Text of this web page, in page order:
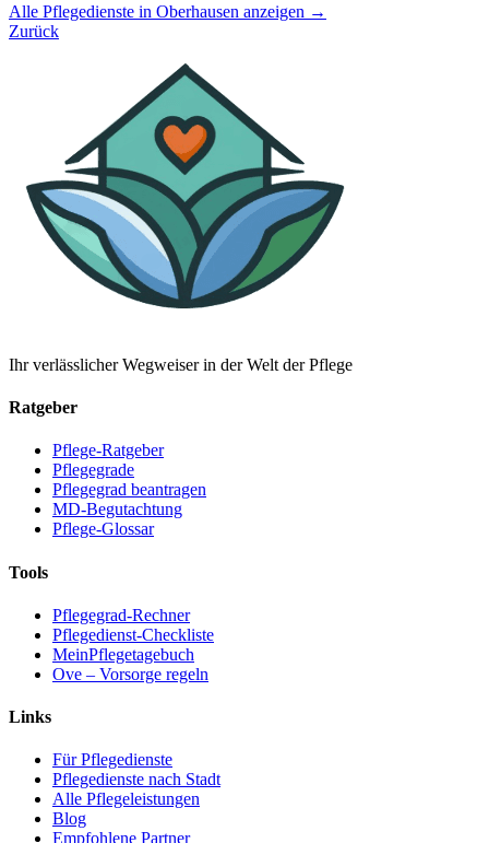
Alle Pflegedienste in Oberhausen anzeigen →
Zurück
Ihr verlässlicher Wegweiser in der Welt der Pflege
Ratgeber
Pflege-Ratgeber
Pflegegrade
Pflegegrad beantragen
MD-Begutachtung
Pflege-Glossar
Tools
Pflegegrad-Rechner
Pflegedienst-Checkliste
MeinPflegetagebuch
Ove – Vorsorge regeln
Links
Für Pflegedienste
Pflegedienste nach Stadt
Alle Pflegeleistungen
Blog
Empfohlene Partner